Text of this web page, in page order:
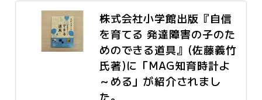
株式会社小学館出版『自信
を育てる 発達障害の子のた
めのできる道具』(佐藤義竹
氏著)に「MAG知育時計よ
～める」が紹介されまし
た。